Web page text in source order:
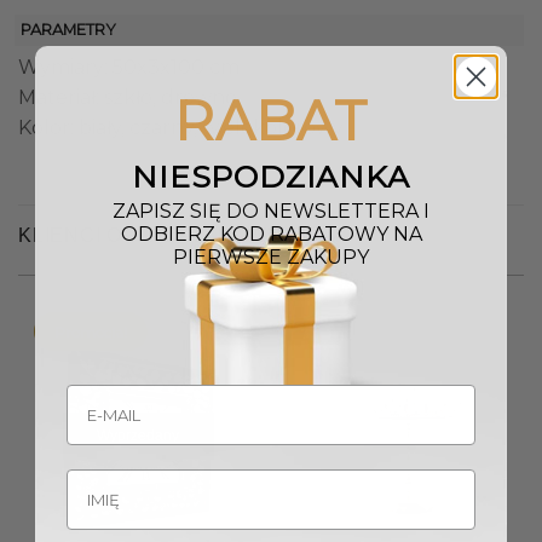
PARAMETRY
Wymiary: 50x3x100 cm
Materiał: szkło, drewno
Kolor: biały, czarny, wielokolorowy
KLIENCI OGLĄDALI RÓWNIEŻ
RABAT
NIESPODZIANKA
ZAPISZ SIĘ DO NEWSLETTERA I
ODBIERZ KOD RABATOWY NA
PIERWSZE ZAKUPY